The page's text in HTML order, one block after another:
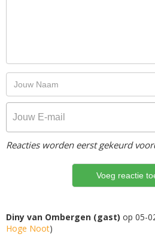
Reacties worden eerst gekeurd
Diny van Ombergen (gast) op 05-
Hoge Noot)